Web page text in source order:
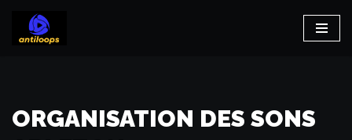
Aller
ORGANISATION DES SONS